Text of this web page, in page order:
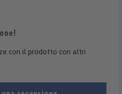
con il prodotto con altri